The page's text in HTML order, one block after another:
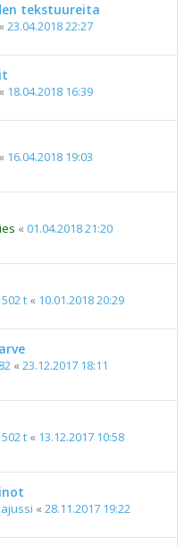
tekstuureita
« 23.04.2018 22:27
« 18.04.2018 16:39
« 16.04.2018 19:03
« 01.04.2018 21:20
t « 10.01.2018 20:29
« 23.12.2017 18:11
t « 13.12.2017 10:58
« 28.11.2017 19:22